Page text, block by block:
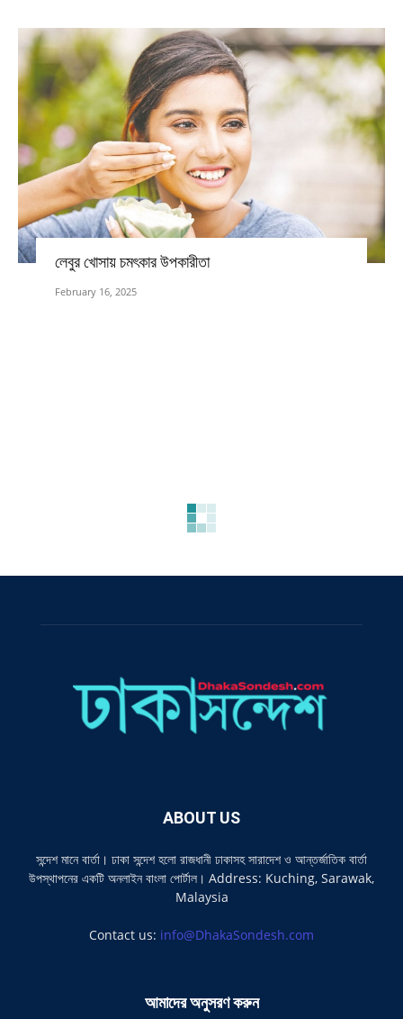
লেবুর খোসায় চমৎকার উপকারীতা
February 16, 2025
ABOUT US
সন্দেশ মানে বার্তা। ঢাকা সন্দেশ হলো রাজধানী ঢাকাসহ সারাদেশ ও আন্তর্জাতিক বার্তা
উপস্থাপনের একটি অনলাইন বাংলা পোর্টাল। Address: Kuching, Sarawak,
Malaysia
Contact us: info@DhakaSondesh.com
আমাদের অনুসরণ করুন